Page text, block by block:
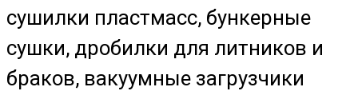
сушилки пластмасс, бункерные
сушки, дробилки для литников и
браков, вакуумные загрузчики